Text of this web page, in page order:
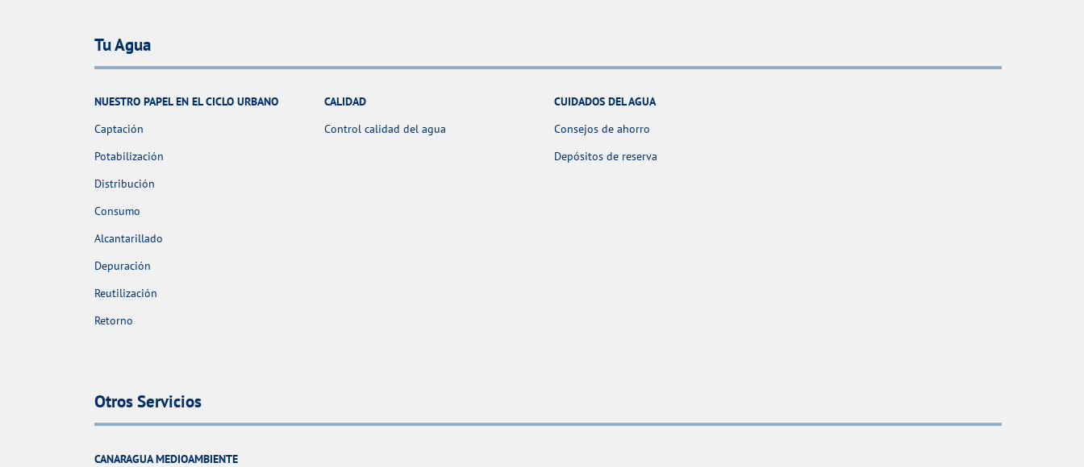
Tu Agua
NUESTRO PAPEL EN EL CICLO URBANO
Captación
Potabilización
Distribución
Consumo
Alcantarillado
Depuración
Reutilización
Retorno
CALIDAD
Control calidad del agua
CUIDADOS DEL AGUA
Consejos de ahorro
Depósitos de reserva
Otros Servicios
CANARAGUA MEDIOAMBIENTE